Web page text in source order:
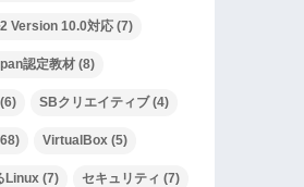
Version 10.0対応 (7)
認定教材 (8)
(6) SBクリエイティブ(4)
VirtualBox (5)
Linux (7) セキュリティ (7)